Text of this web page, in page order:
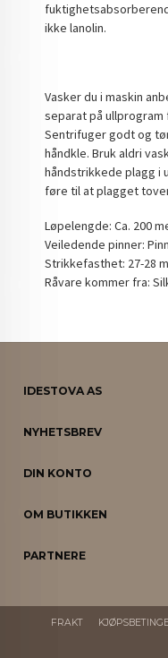
ikke lanolin.
Vasker du i maskin
separat på ullprogram
Sentrifuger godt og
håndkle. Bruk aldri
håndstrikkede plagg i
føre til at plagget
Løpelengde: Ca. 200
Veiledende pinner:
Strikkefasthet: 27-28
Råvare kommer fra:
IDESTOVA AS
NYHETSBREV
DIN KONTO
OM BUTIKKEN
PARTNERE
FRAKT